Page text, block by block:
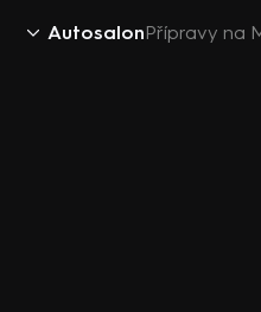
AutosalonPřípravy na